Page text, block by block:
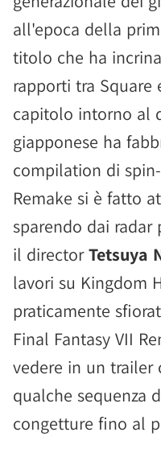
all'epoca della
titolo che ha
rapporti tra Square
capitolo intorno al
giapponese ha
compilation di
Remake si è fatto
sparendo dai
il directorTetsuya
lavori su Kingdom
praticamente
Final Fantasy VII
vedere in un trailer
qualche sequenza
congetture fino al